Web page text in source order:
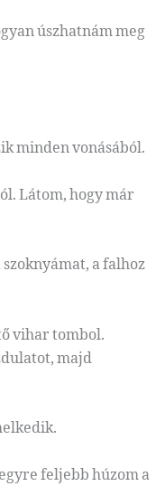
úszhatnám meg
minden vonásából.
Látom, hogy már
a falhoz
vihar tombol.
majd
feljebb húzom a